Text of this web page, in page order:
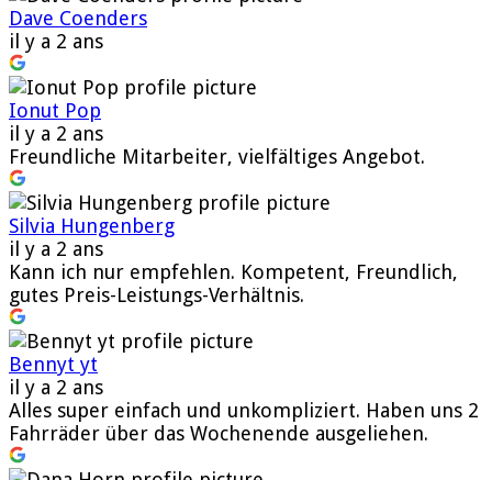
Dave Coenders
il y a 2 ans
Ionut Pop
il y a 2 ans
Freundliche Mitarbeiter, vielfältiges Angebot.
Silvia Hungenberg
il y a 2 ans
Kann ich nur empfehlen. Kompetent, Freundlich,
gutes Preis-Leistungs-Verhältnis.
Bennyt yt
il y a 2 ans
Alles super einfach und unkompliziert. Haben uns 2
Fahrräder über das Wochenende ausgeliehen.